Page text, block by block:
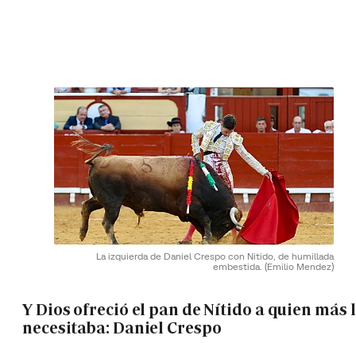
La izquierda de Daniel Crespo con Nitido, de humillada
embestida. (Emilio Mendez)
Y Dios ofreció el pan de Nítido a quien más
necesitaba: Daniel Crespo